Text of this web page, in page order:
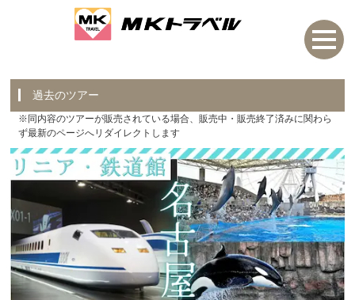
過去のツアー
※同内容のツアーが販売されている場合、販売中・販売終了済みに関わら
ず最新のページへリダイレクトします